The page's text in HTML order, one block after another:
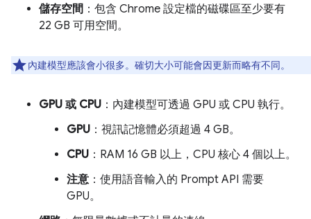
儲存空間 ：包含 Chrome 設定檔的磁碟區至少要有
22 GB 可用空間。
內建模型應該會小很多。確切大小可能會因更新而略有不同。
GPU 或 CPU ：內建模型可透過 GPU 或 CPU 執行。
GPU ：視訊記憶體必須超過 4 GB。
CPU ：RAM 16 GB 以上，CPU 核心 4 個以上。
注意：使用語音輸入的 Prompt API 需要
GPU。